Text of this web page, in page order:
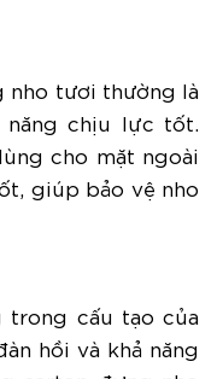
nho tươi thường là
chịu lực tốt.
cho mặt ngoài
giúp bảo vệ nho
trong cấu tạo của
hồi và khả năng